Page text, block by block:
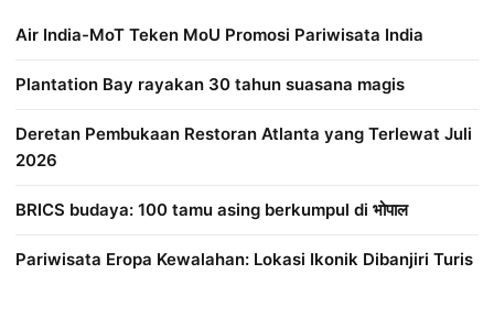
Air India-MoT Teken MoU Promosi Pariwisata India
Plantation Bay rayakan 30 tahun suasana magis
Deretan Pembukaan Restoran Atlanta yang Terlewat Juli
2026
BRICS budaya: 100 tamu asing berkumpul di भोपाल
Pariwisata Eropa Kewalahan: Lokasi Ikonik Dibanjiri Turis